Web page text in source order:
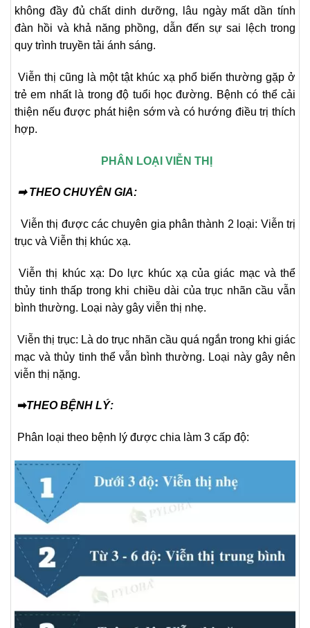
không đầy đủ chất dinh dưỡng, lâu ngày mất dần tính
đàn hồi và khả năng phồng, dẫn đến sự sai lệch trong
quy trình truyền tải ánh sáng.
Viễn thị cũng là một tật khúc xạ phổ biến thường gặp ở
trẻ em nhất là trong độ tuổi học đường. Bệnh có thể cải
thiện nếu được phát hiện sớm và có hướng điều trị thích
hợp.
PHÂN LOẠI VIỄN THỊ
➡ THEO CHUYÊN GIA:
Viễn thị được các chuyên gia phân thành 2 loại: Viễn trị
trục và Viễn thị khúc xạ.
Viễn thị khúc xạ: Do lực khúc xạ của giác mạc và thể
thủy tinh thấp trong khi chiều dài của trục nhãn cầu vẫn
bình thường. Loại này gây viễn thị nhẹ.
Viễn thị trục: Là do trục nhãn cầu quá ngắn trong khi giác
mạc và thủy tinh thể vẫn bình thường. Loại này gây nên
viễn thị nặng.
➡THEO BỆNH LÝ:
Phân loại theo bệnh lý được chia làm 3 cấp độ: